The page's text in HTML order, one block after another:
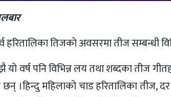
हरितालिका तिजको अवसरमा तीज सम्बन्धी
यो वर्ष पनि विभिन्न लय तथा शब्दका तीज
।हिन्दु महिलाको चाड हरितालिका तीज,